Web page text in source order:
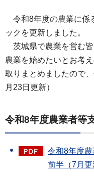
令和8年度の農業に係
ックを更新しました。
茨城県で農業を営む
農業を始めたいとお考
取りまとめましたので
月23日更新）
令和8年度農業者等
令和8年度
前半（7月更